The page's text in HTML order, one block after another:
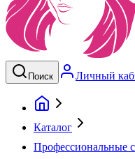
Поиск Личный
Каталог
Профессиональные